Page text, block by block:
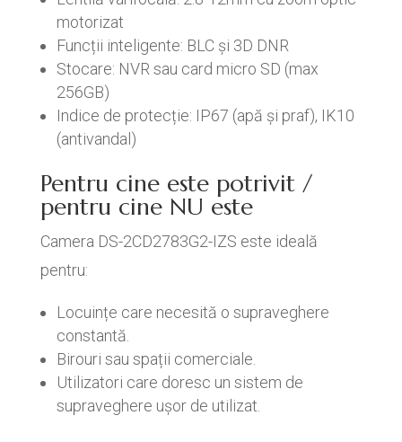
motorizat
Funcții inteligente: BLC și 3D DNR
Stocare: NVR sau card micro SD (max
256GB)
Indice de protecție: IP67 (apă și praf), IK10
(antivandal)
Pentru cine este potrivit /
pentru cine NU este
Camera DS-2CD2783G2-IZS este ideală
pentru:
Locuințe care necesită o supraveghere
constantă.
Birouri sau spații comerciale.
Utilizatori care doresc un sistem de
supraveghere ușor de utilizat.